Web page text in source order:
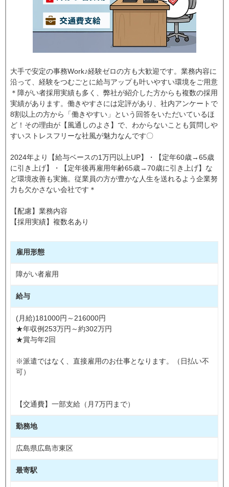
大手で安定の事務Work♪経験ゼロの方も大歓迎です。業務内容に
沿って、経験をつむごとに給与アップも叶いやすい環境をご用意
＊障がい者採用実績も多く、弊社が紹介した方からも複数の採用
実績があります。働きやすさには定評があり、社内アンケートで
8割以上の方から「働きやすい」という回答をいただいているほ
ど！その理由が【風通しのよさ】で、わからないことも質問しや
すいストレスフリーな社風が魅力なんです〇
2024年より【給与ベースの1万円以上UP】・【定年60歳→65歳
に引き上げ】・【定年後再雇用年齢65歳→70歳に引き上げ】な
ど環境改善も実施。従業員の方が豊かな人生を送れるよう企業努
力も欠かさない会社です＊
【配慮】業務内容
【採用実績】複数名あり
雇用形態
障がい者雇用
給与
(月給)181000円～216000円
★年収例253万円～約302万円
★賞与年2回
※派遣ではなく、直接雇用のお仕事となります。（日払い不
可）
【交通費】一部支給（月7万円まで）
勤務地
広島県広島市東区
最寄駅